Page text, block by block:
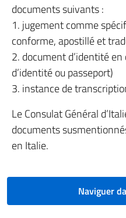
documents suivants :
1. jugement comme
conforme, apostillé et
2. document d’identité
d’identité ou passeport)
3. instance de
Le Consulat Général
documents
en Italie.
Naviguer